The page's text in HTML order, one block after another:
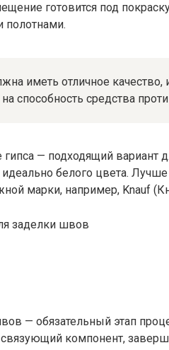
готовится под
иметь отличное качество,
способность средства
— подходящий вариант
белого цвета.
марки, например, Knauf
— обязательный этап
связующий компонент,